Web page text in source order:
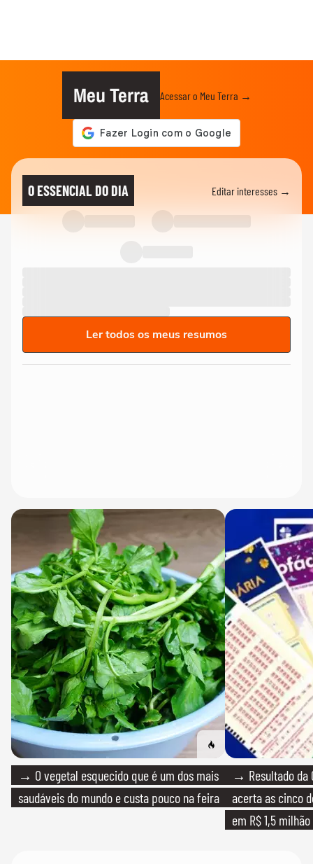
Meu Terra Acessar o Meu Terra →
O ESSENCIAL DO DIA Editar interesses →
Ler todos os meus resumos
→ O vegetal esquecido que é um dos mais
saudáveis do mundo e custa pouco na feira
→ Resultado da
acerta as cinco
em R$ 1,5 milhão